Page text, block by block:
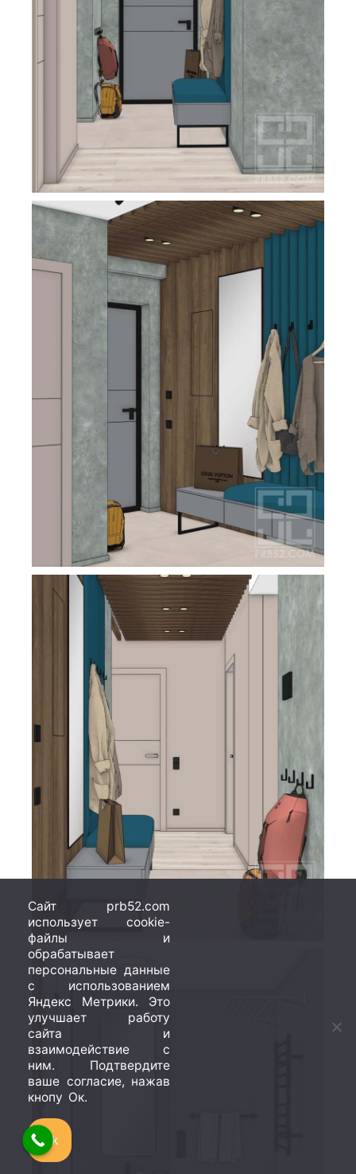
Сайт prb52.com
использует cookie-
файлы и
обрабатывает
персональные данные
с использованием
Яндекс Метрики. Это
улучшает работу
сайта и
взаимодействие с
ним. Подтвердите
ваше согласие, нажав
кнопу Ок.
Ok